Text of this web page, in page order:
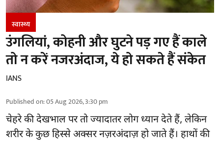
स्वास्थ्य
उंगलियां, कोहनी और घुटने पड़ गए हैं काले
तो न करें नजरअंदाज, ये हो सकते हैं संकेत
IANS
Published on:05 Aug 2026, 3:30 pm
चेहरे की देखभालपर तो ज्यादातर लोग ध्यान देते हैं, लेकिन
शरीर के कुछ हिस्से अक्सर नज़रअंदाज़ हो जाते हैं। हाथों की